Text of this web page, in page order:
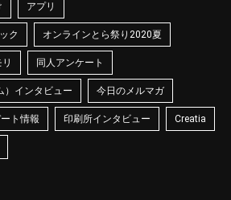
アプリ
ク オンラインとら祭り2020夏
同人アンケート
）インタビュー 今日のメルマガ
ト情報 印刷所インタビュー Creatia